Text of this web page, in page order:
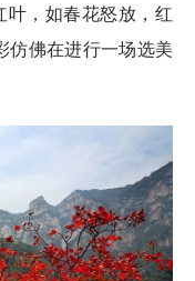
叶，如春花怒放，红
仿佛在进行一场选美